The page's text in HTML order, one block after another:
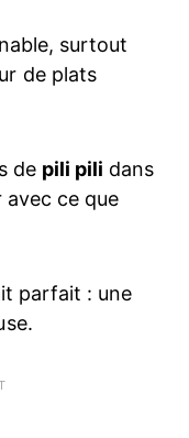
surtout
de plats
de pili pili dans
avec ce que
parfait : une